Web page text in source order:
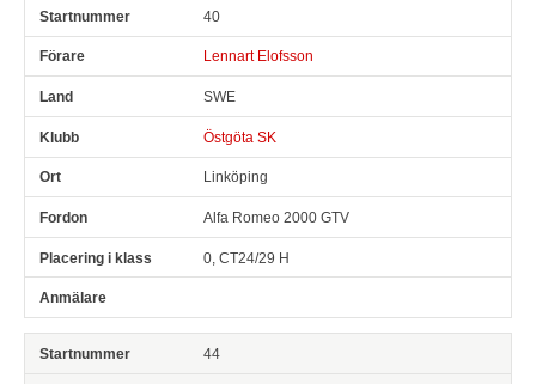
40
Lennart Elofsson
SWE
Östgöta SK
Linköping
Alfa Romeo 2000 GTV
0, CT24/29 H
44